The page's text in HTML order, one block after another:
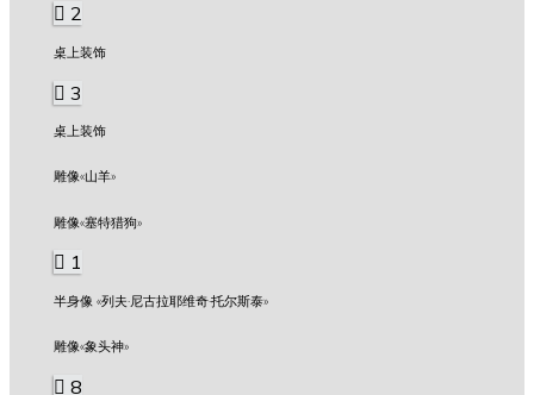
2
桌上装饰
3
桌上装饰
雕像«山羊»
雕像«塞特猎狗»
1
半身像 «列夫·尼古拉耶维奇·托尔斯泰»
雕像«象头神»
8